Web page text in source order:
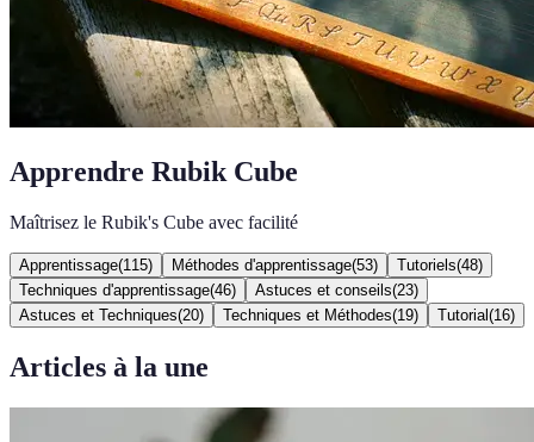
Apprendre Rubik Cube
Maîtrisez le Rubik's Cube avec facilité
Apprentissage(115) Méthodes d'apprentissage(53) Tutoriels(48)
Techniques d'apprentissage(46) Astuces et conseils(23)
Astuces et Techniques(20) Techniques et Méthodes(19) Tutorial (16)
Articles à la une